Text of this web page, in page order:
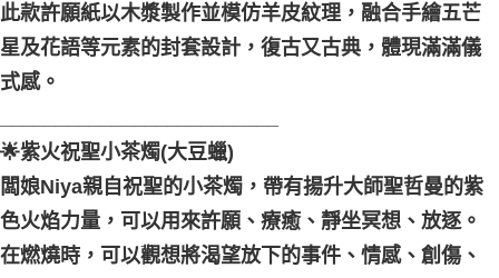
此款許願紙以木漿製作並模仿羊皮紋理，融合手繪五芒
星及花語等元素的封套設計，復古又古典，體現滿滿儀
式感。
🌟紫火祝聖小茶燭(大豆蠟)
闆娘Niya親自祝聖的小茶燭，帶有揚升大師聖哲曼的紫
色火焰力量，可以用來許願、療癒、靜坐冥想、放逐。
在燃燒時，可以觀想將渴望放下的事件、情感、創傷、